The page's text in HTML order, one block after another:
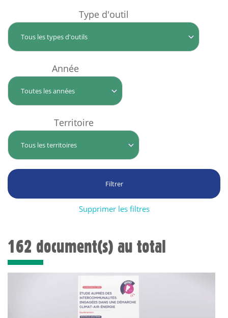
Type d'outil
Année
Territoire
Supprimer les filtres
162 document(s) au total